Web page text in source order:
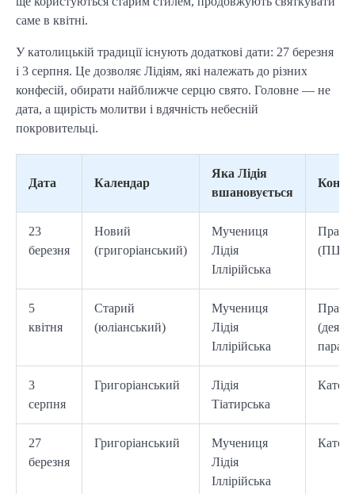
саме в квітні.
У католицькій традиції існують додаткові дати: 27 березня
і 3 серпня. Це дозволяє Лідіям, які належать до різних
конфесій, обирати найближче серцю свято. Головне — не
дата, а щирість молитви і вдячність небесній
покровительці.
Дата Календар
Яка Лідія
вшановується
23
березня
Новий
(григоріанський)
Мучениця
Лідія
Іллірійська
(ПЦУ)
5
квітня
Старий
(юліанський)
Мучениця
Лідія
Іллірійська
(деякі
3
серпня
Григоріанський
Лідія
Тіатирська
27
березня
Григоріанський
Мучениця
Лідія
Іллірійська